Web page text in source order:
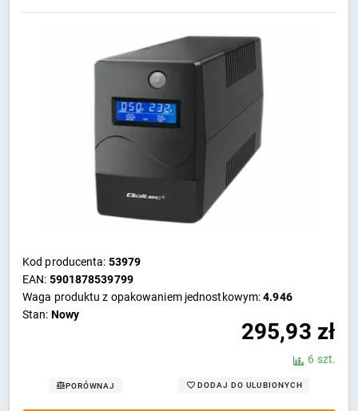
Kod producenta: 53979
EAN: 5901878539799
Waga produktu z opakowaniem jednostkowym:4.946
Stan: Nowy
295,93 zł
6 szt.
PORÓWNAJ DODAJ DO ULUBIONYCH